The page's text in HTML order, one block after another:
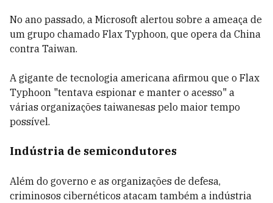
No ano passado, a Microsoft alertou sobre a ameaça de
um grupo chamado Flax Typhoon, que opera da China
contra Taiwan.
A gigante de tecnologia americana afirmou que o Flax
Typhoon "tentava espionar e manter o acesso" a
várias organizações taiwanesas pelo maior tempo
possível.
Indústria de semicondutores
Além do governo e as organizações de defesa,
criminosos cibernéticos atacam também a indústria